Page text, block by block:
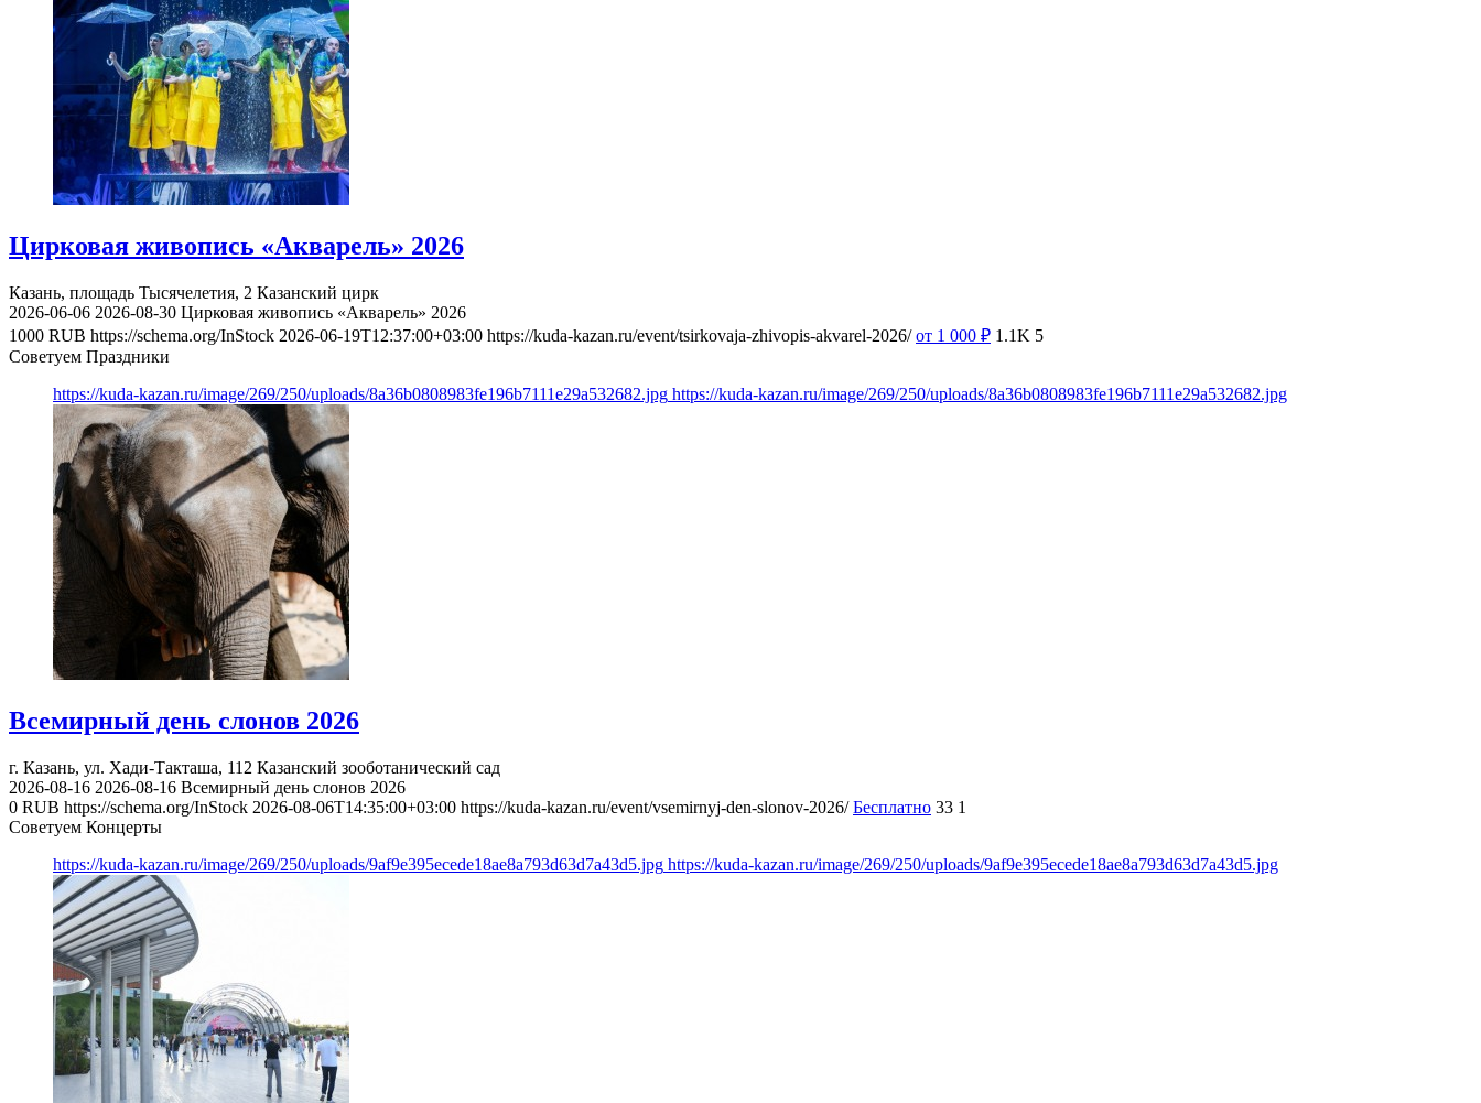
Цирковая живопись «Акварель» 2026
Казань, площадь Тысячелетия, 2 Казанский цирк
2026-06-06 2026-08-30 Цирковая живопись «Акварель» 2026
1000 RUB https://schema.org/InStock 2026-06-19T12:37:00+03:00 https://kuda-kazan.ru/event/tsirkovaja-zhivopis-akvarel-2026/ от 1 000 ₽ 1.1K 5
Советуем Праздники
https://kuda-kazan.ru/image/269/250/uploads/8a36b0808983fe196b7111e29a532682.jpg https://kuda-kazan.ru/image/269/250/uploads/8a36b0808983fe196b7111e29a532682.jpg
Всемирный день слонов 2026
г. Казань, ул. Хади-Такташа, 112 Казанский зооботанический сад
2026-08-16 2026-08-16 Всемирный день слонов 2026
0 RUB https://schema.org/InStock 2026-08-06T14:35:00+03:00 https://kuda-kazan.ru/event/vsemirnyj-den-slonov-2026/ Бесплатно 33 1
Советуем Концерты
https://kuda-kazan.ru/image/269/250/uploads/9af9e395ecede18ae8a793d63d7a43d5.jpg https://kuda-kazan.ru/image/269/250/uploads/9af9e395ecede18ae8a793d63d7a43d5.jpg